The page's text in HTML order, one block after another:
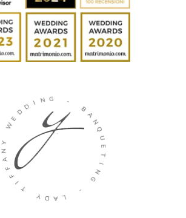
W
ED D I G
-
B
A
N
Q
U
E
T
I
G
-
L
A
Y
T
I
F
F
A
Y